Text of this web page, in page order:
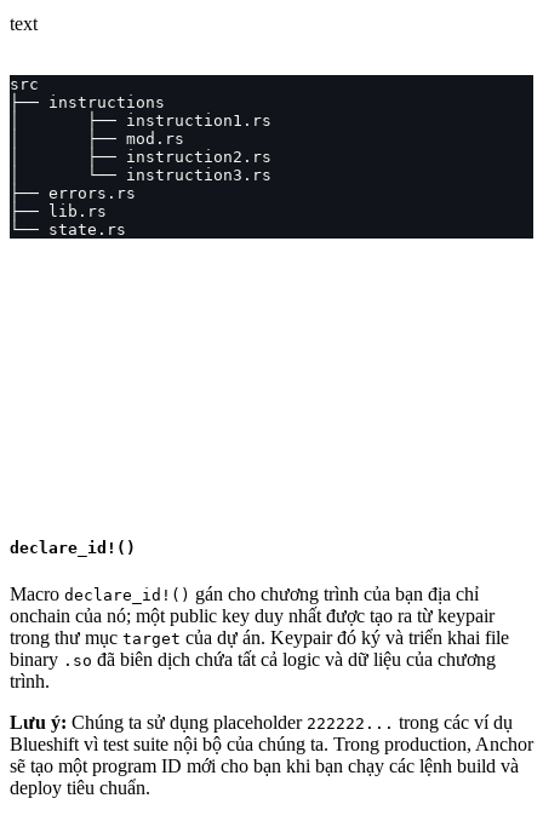
text
src
├── instructions
│       ├── instruction1.rs
│       ├── mod.rs
│       ├── instruction2.rs
│       └── instruction3.rs
├── errors.rs
├── lib.rs
└── state.rs
declare_id!()
Macro declare_id!() gán cho chương trình của bạn địa chỉ
onchain của nó; một public key duy nhất được tạo ra từ keypair
trong thư mục target của dự án. Keypair đó ký và triển khai file
binary .so đã biên dịch chứa tất cả logic và dữ liệu của chương
trình.
Lưu ý: Chúng ta sử dụng placeholder 222222... trong các ví dụ
Blueshift vì test suite nội bộ của chúng ta. Trong production, Anchor
sẽ tạo một program ID mới cho bạn khi bạn chạy các lệnh build và
deploy tiêu chuẩn.